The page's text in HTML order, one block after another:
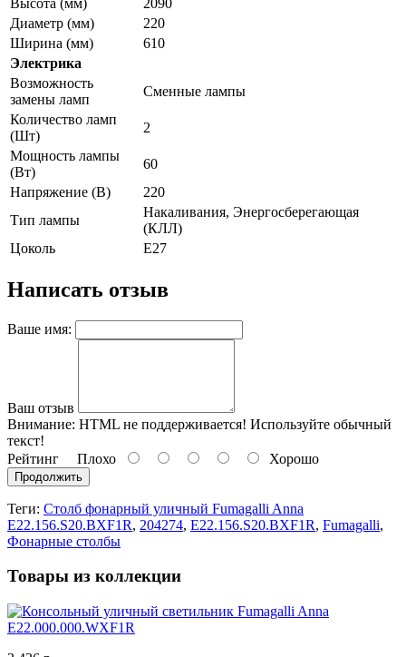
Диаметр (мм)
220
Ширина (мм)
610
Электрика
Возможность
замены ламп
Сменные лампы
Количество ламп
(Шт)
2
Мощность лампы
(Вт)
60
Напряжение (В)
220
Тип лампы
Накаливания, Энергосберегающая
(КЛЛ)
Цоколь
E27
Написать отзыв
Ваше имя:
Ваш отзыв
Внимание: HTML не поддерживается! Используйте обычный
текст!
Рейтинг Плохо Хорошо
Продолжить
Теги: Столб фонарный уличный Fumagalli Anna
E22.156.S20.BXF1R, 204274, E22.156.S20.BXF1R, Fumagalli,
Фонарные столбы
Товары из коллекции